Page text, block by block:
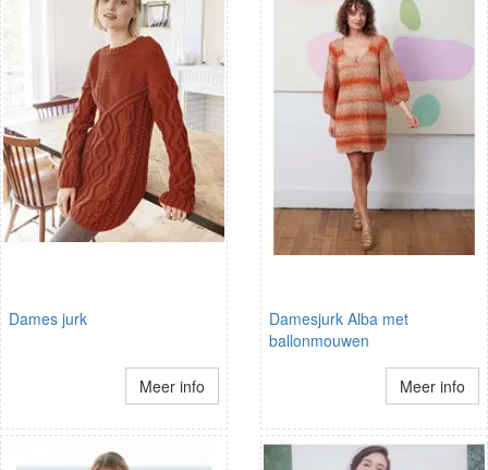
Dames jurk
Meer info
Damesjurk Alba met
ballonmouwen
Meer info